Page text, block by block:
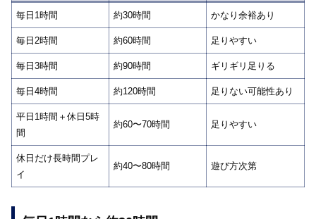
毎日1時間 約30時間 かなり余裕あり
毎日2時間 約60時間 足りやすい
毎日3時間 約90時間 ギリギリ足りる
毎日4時間 約120時間 足りない可能性あり
平日1時間＋休日5時
間
約60〜70時間 足りやすい
休日だけ長時間プレ
イ
約40〜80時間 遊び方次第